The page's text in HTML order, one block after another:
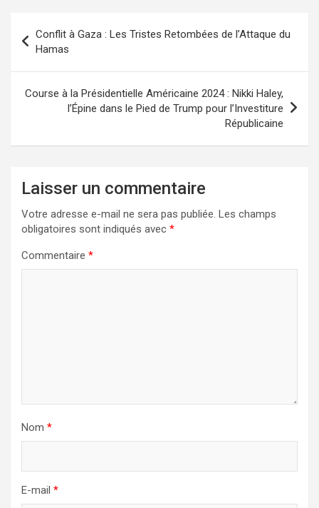
de
l’article
Conflit à Gaza : Les Tristes Retombées de l’Attaque du
Hamas
Course à la Présidentielle Américaine 2024 : Nikki Haley,
l’Épine dans le Pied de Trump pour l’Investiture
Républicaine
Laisser un commentaire
Votre adresse e-mail ne sera pas publiée. Les champs
obligatoires sont indiqués avec *
Commentaire *
Nom *
E-mail *